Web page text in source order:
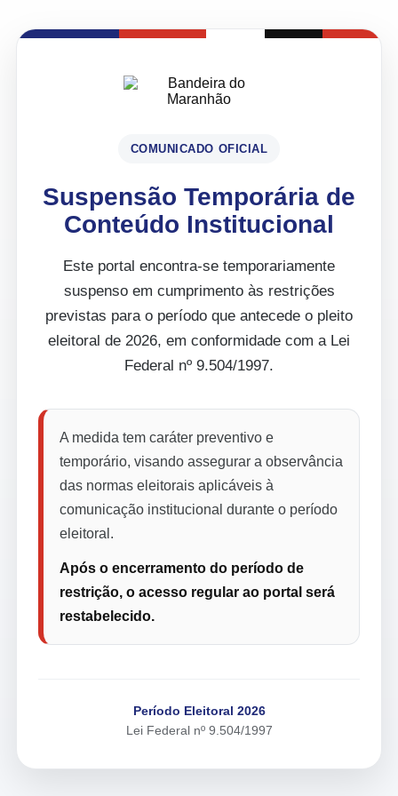
COMUNICADO OFICIAL
Suspensão Temporária de
Conteúdo Institucional
Este portal encontra-se temporariamente
suspenso em cumprimento às restrições
previstas para o período que antecede o pleito
eleitoral de 2026, em conformidade com a Lei
Federal nº 9.504/1997.
A medida tem caráter preventivo e
temporário, visando assegurar a observância
das normas eleitorais aplicáveis à
comunicação institucional durante o período
eleitoral.
Após o encerramento do período de
restrição, o acesso regular ao portal será
restabelecido.
Período Eleitoral 2026
Lei Federal nº 9.504/1997